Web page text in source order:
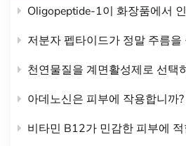
Oligopeptide-1이 화장품에서 인기가
저분자 펩타이드가 정말 주름을
천연물질을 계면활성제로 선택하
아데노신은 피부에 작용합니까?
비타민 B12가 민감한 피부에 적합